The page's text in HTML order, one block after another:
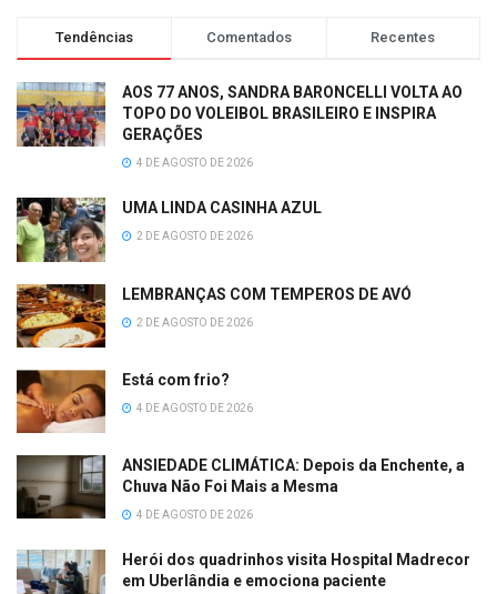
Tendências Comentados Recentes
AOS 77 ANOS, SANDRA BARONCELLI VOLTA AO
TOPO DO VOLEIBOL BRASILEIRO E INSPIRA
GERAÇÕES
4 DE AGOSTO DE 2026
UMA LINDA CASINHA AZUL
2 DE AGOSTO DE 2026
LEMBRANÇAS COM TEMPEROS DE AVÓ
2 DE AGOSTO DE 2026
Está com frio?
4 DE AGOSTO DE 2026
ANSIEDADE CLIMÁTICA: Depois da Enchente, a
Chuva Não Foi Mais a Mesma
4 DE AGOSTO DE 2026
Herói dos quadrinhos visita Hospital Madrecor
em Uberlândia e emociona paciente